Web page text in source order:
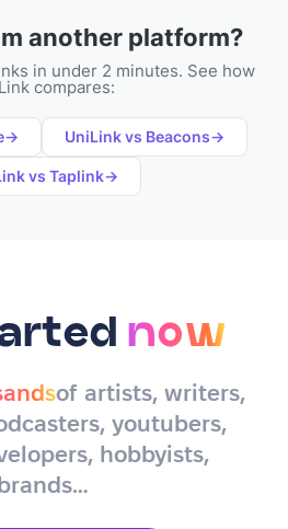
another platform?
in under 2 minutes. See how
compares:
→ UniLink vs Beacons→
vs Taplink→
now
of artists, writers,
youtubers,
hobbyists,